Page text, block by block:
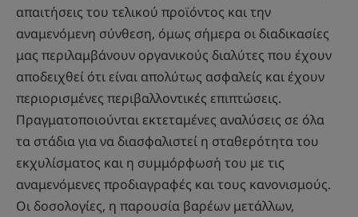
απαιτήσεις του τελικού προϊόντος και την
αναμενόμενη σύνθεση, όμως σήμερα οι διαδικασίες
μας περιλαμβάνουν οργανικούς διαλύτες που έχουν
αποδειχθεί ότι είναι απολύτως ασφαλείς και έχουν
περιορισμένες περιβαλλοντικές επιπτώσεις.
Πραγματοποιούνται εκτεταμένες αναλύσεις σε όλα
τα στάδια για να διασφαλιστεί η σταθερότητα του
εκχυλίσματος και η συμμόρφωσή του με τις
αναμενόμενες προδιαγραφές και τους κανονισμούς.
Οι δοσολογίες, η παρουσία βαρέων μετάλλων,